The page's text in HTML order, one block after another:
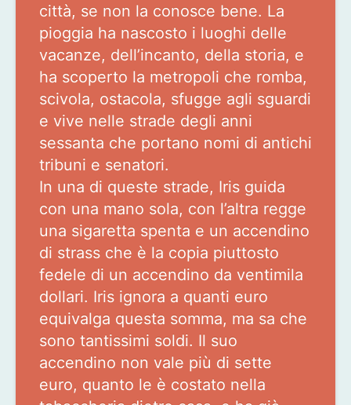
città, se non la conosce bene. La
pioggia ha nascosto i luoghi delle
vacanze, dell’incanto, della storia, e
ha scoperto la metropoli che romba,
scivola, ostacola, sfugge agli sguardi
e vive nelle strade degli anni
sessanta che portano nomi di antichi
tribuni e senatori.
In una di queste strade, Iris guida
con una mano sola, con l’altra regge
una sigaretta spenta e un accendino
di strass che è la copia piuttosto
fedele di un accendino da ventimila
dollari. Iris ignora a quanti euro
equivalga questa somma, ma sa che
sono tantissimi soldi. Il suo
accendino non vale più di sette
euro, quanto le è costato nella